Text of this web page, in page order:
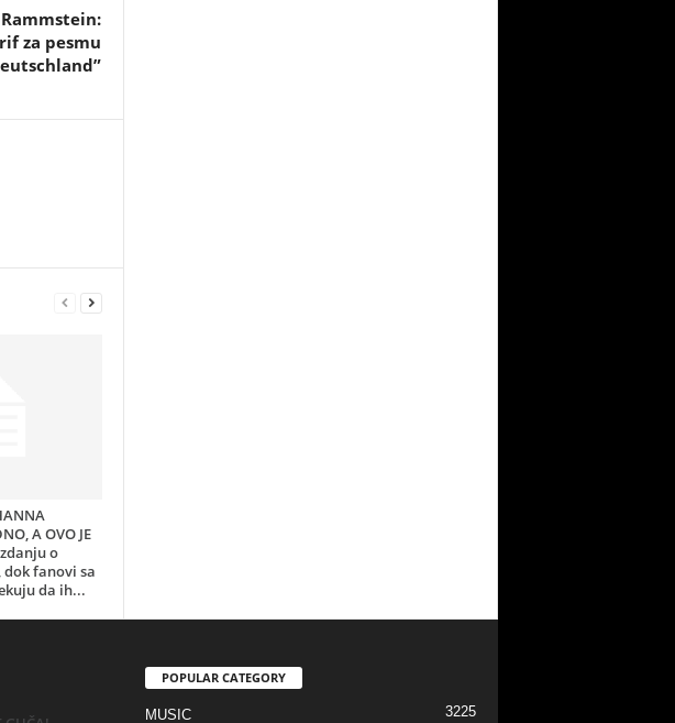
za pesmu
A OVO JE
o
fanovi sa
da ih...
POPULAR CATEGORY
MUSIC 3225